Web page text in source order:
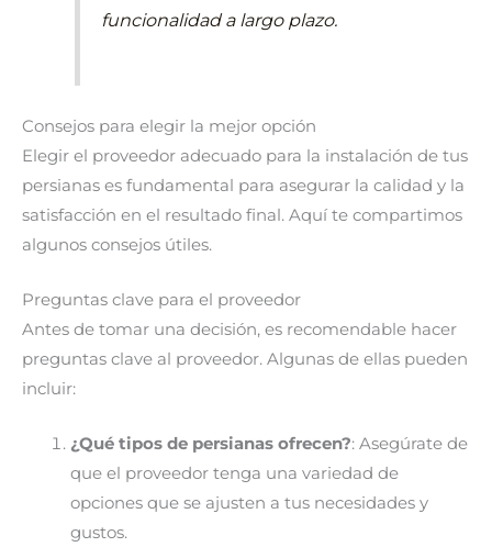
funcionalidad a largo plazo.
Consejos para elegir la mejor opción
Elegir el proveedor adecuado para la instalación de tus
persianas es fundamental para asegurar la calidad y la
satisfacción en el resultado final. Aquí te compartimos
algunos consejos útiles.
Preguntas clave para el proveedor
Antes de tomar una decisión, es recomendable hacer
preguntas clave al proveedor. Algunas de ellas pueden
incluir:
¿Qué tipos de persianas ofrecen?: Asegúrate de
que el proveedor tenga una variedad de
opciones que se ajusten a tus necesidades y
gustos.